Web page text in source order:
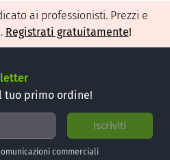
ai professionisti. Prezzi e
Registrati gratuitamente!
tuo primo ordine!
commerciali